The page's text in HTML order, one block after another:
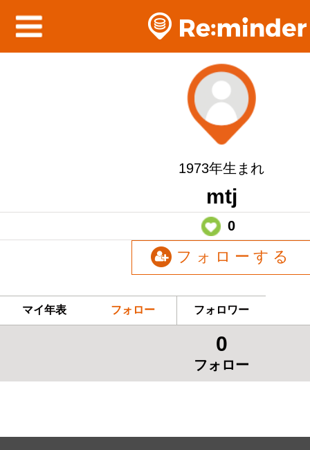
1973年生まれ
mtj
0
フォローする
マイ年表 フォロー フォロワー
0
フォロー